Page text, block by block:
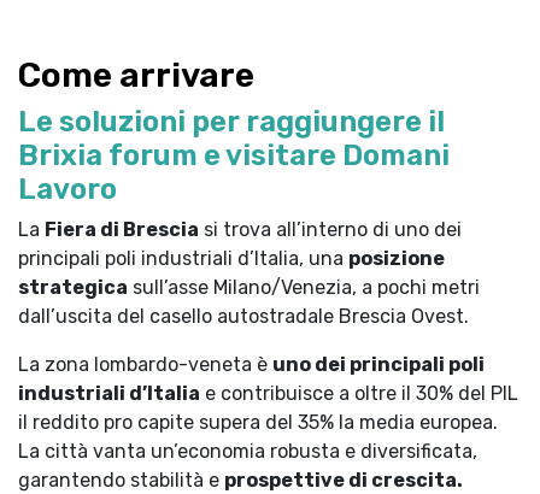
Come arrivare
Le soluzioni per raggiungere il
Brixia forum e visitare Domani
Lavoro
La Fiera di Brescia si trova all’interno di uno dei
principali poli industriali d’Italia, una posizione
strategica sull’asse Milano/Venezia, a pochi metri
dall’uscita del casello autostradale Brescia Ovest.
La zona lombardo-veneta è uno dei principali poli
industriali d’Italia e contribuisce a oltre il 30% del PIL
il reddito pro capite supera del 35% la media europea.
La città vanta un’economia robusta e diversificata,
garantendo stabilità e prospettive di crescita.